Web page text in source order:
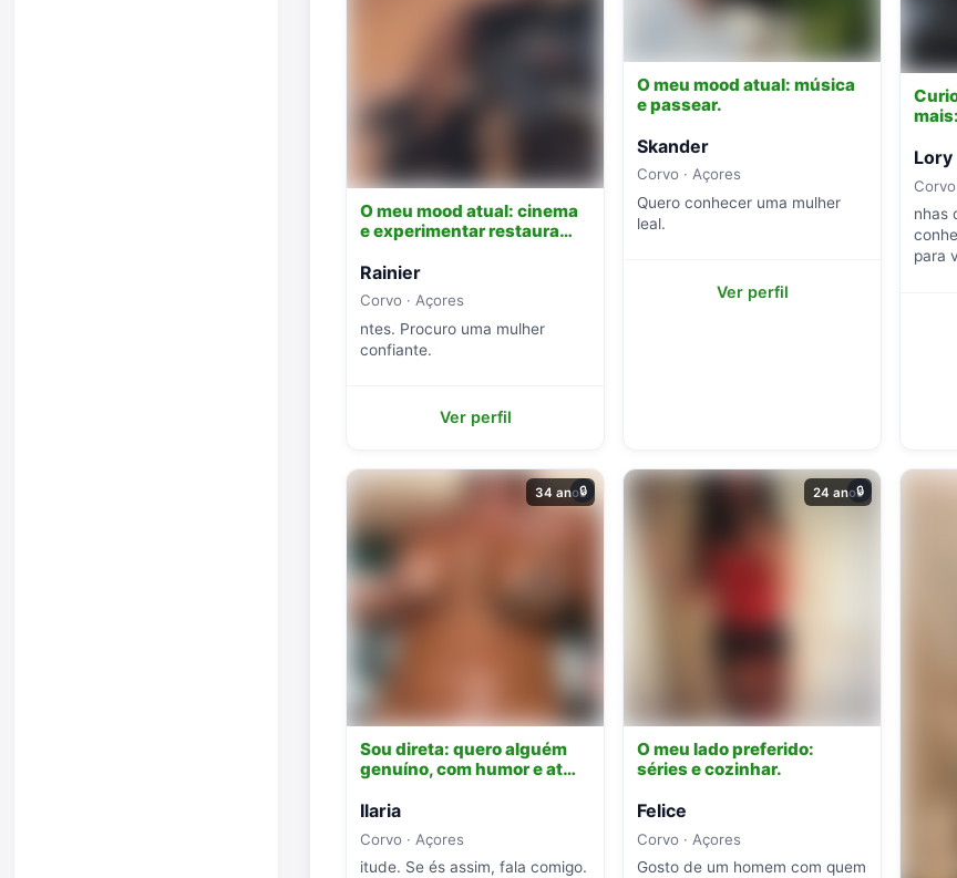
O meu mood atual: cinema
e experimentar restaura…
Rainier
Corvo · Açores
ntes. Procuro uma mulher
confiante.
Ver perfil
O meu mood atual: música
e passear.
Skander
Corvo · Açores
Quero conhecer uma mulher
leal.
Ver perfil
Lory
nhas
para
34 anos
🔒
Sou direta: quero alguém
genuíno, com humor e at…
Ilaria
Corvo · Açores
itude. Se és assim, fala comigo.
24 anos
🔒
O meu lado preferido:
séries e cozinhar.
Felice
Corvo · Açores
Gosto de um homem com quem